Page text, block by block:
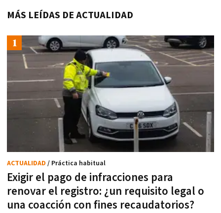
MÁS LEÍDAS DE ACTUALIDAD
Exigir el pago de infracciones para
renovar el registro: ¿un requisito legal o
una coacción con fines recaudatorios?
ACTUALIDAD / Práctica habitual